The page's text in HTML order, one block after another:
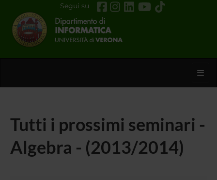
Segui su
Tutti i prossimi seminari -
Algebra - (2013/2014)